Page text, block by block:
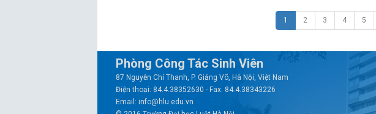
1 2 3 4 5
Phòng Công Tác Sinh Viên
87 Nguyễn Chí Thanh, P. Giảng Võ, Hà Nội, Việt Nam
Điện thoại: 84.4.38352630 - Fax: 84.4.38343226
Email: info@hlu.edu.vn